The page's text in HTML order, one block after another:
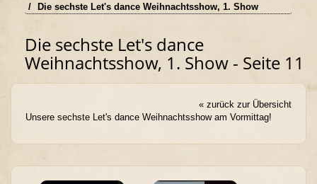
Die sechste Let's dance Weihnachtsshow, 1. Show
Die sechste Let's dance
Weihnachtsshow, 1. Show - Seite 11
« zurück zur Übersicht
Unsere sechste Let's dance Weihnachtsshow am Vormittag!